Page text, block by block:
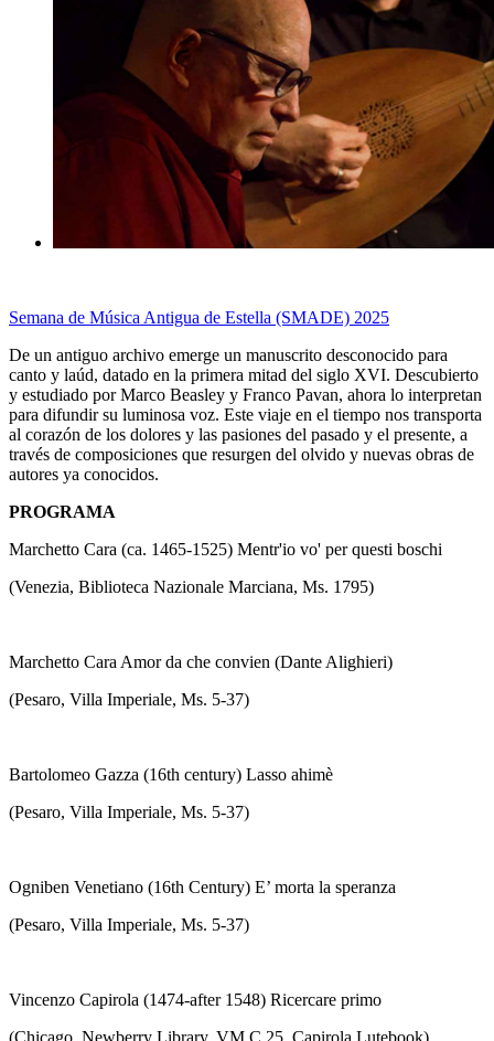
Semana de Música Antigua de Estella (SMADE) 2025
De un antiguo archivo emerge un manuscrito desconocido para
canto y laúd, datado en la primera mitad del siglo XVI. Descubierto
y estudiado por Marco Beasley y Franco Pavan, ahora lo interpretan
para difundir su luminosa voz. Este viaje en el tiempo nos transporta
al corazón de los dolores y las pasiones del pasado y el presente, a
través de composiciones que resurgen del olvido y nuevas obras de
autores ya conocidos.
PROGRAMA
Marchetto Cara (ca. 1465-1525) Mentr'io vo' per questi boschi
(Venezia, Biblioteca Nazionale Marciana, Ms. 1795)
Marchetto Cara Amor da che convien (Dante Alighieri)
(Pesaro, Villa Imperiale, Ms. 5-37)
Bartolomeo Gazza (16th century) Lasso ahimè
(Pesaro, Villa Imperiale, Ms. 5-37)
Ogniben Venetiano (16th Century) E’ morta la speranza
(Pesaro, Villa Imperiale, Ms. 5-37)
Vincenzo Capirola (1474-after 1548) Ricercare primo
(Chicago, Newberry Library, VM C.25, Capirola Lutebook)